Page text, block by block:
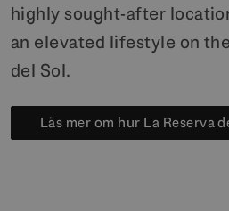
highly sought-after
an elevated lifestyle on
del Sol.
Läs mer om hur La Reserva